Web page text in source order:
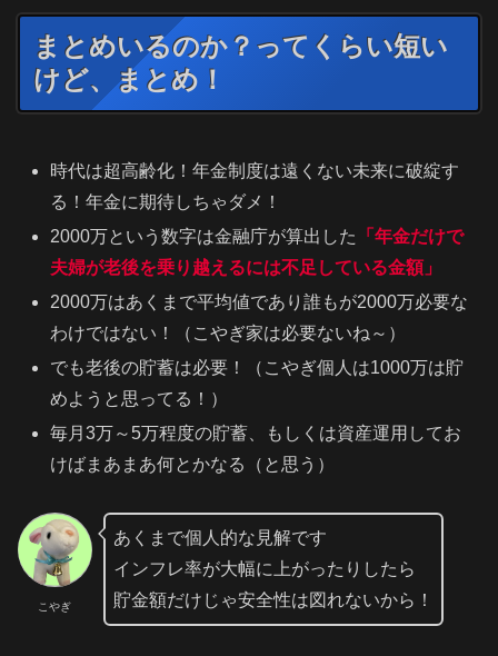
まとめいるのか？ってくらい短い
けど、まとめ！
時代は超高齢化！年金制度は遠くない未来に破綻す
る！年金に期待しちゃダメ！
2000万という数字は金融庁が算出した
「年金だけで
夫婦が老後を乗り越えるには不足している金額」
2000万はあくまで平均値であり誰もが2000万必要な
わけではない！（こやぎ家は必要ないね～）
でも老後の貯蓄は必要！（こやぎ個人は1000万は貯
めようと思ってる！）
毎月3万～5万程度の貯蓄、もしくは資産運用してお
けばまあまあ何とかなる（と思う）
こやぎ
あくまで個人的な見解です
インフレ率が大幅に上がったりしたら
貯金額だけじゃ安全性は図れないから！